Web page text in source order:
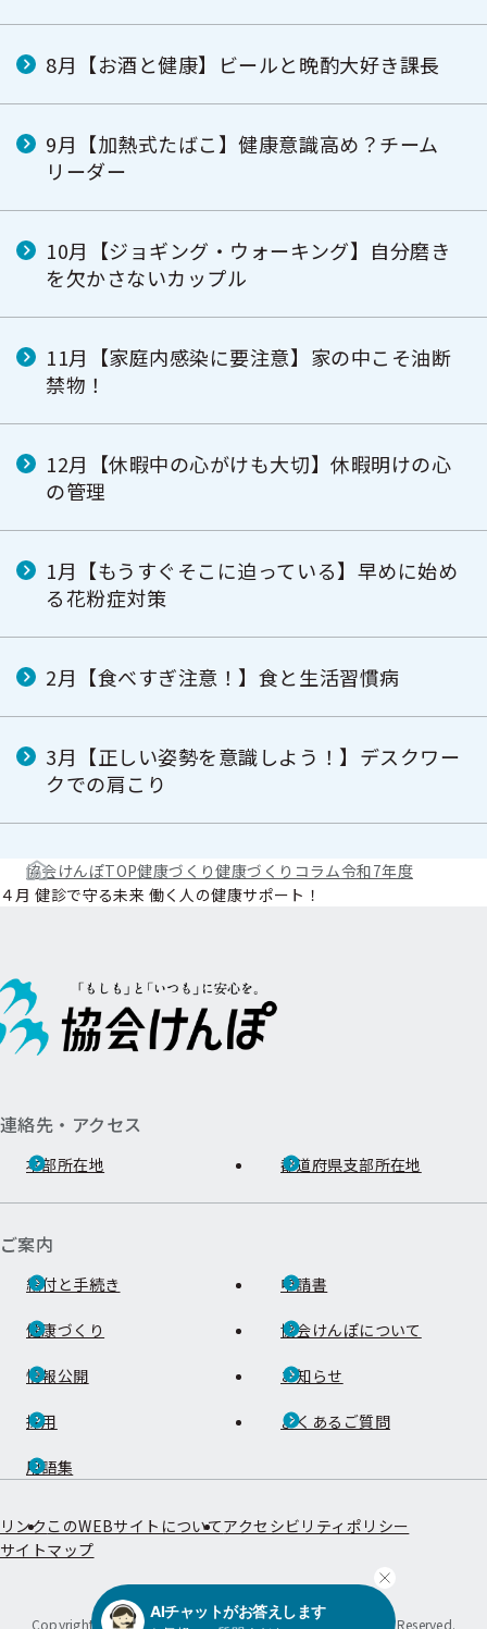
8月【お酒と健康】ビールと晩酌大好き課長
9月【加熱式たばこ】健康意識高め？チーム
リーダー
10月【ジョギング・ウォーキング】自分磨き
を欠かさないカップル
11月【家庭内感染に要注意】家の中こそ油断
禁物！
12月【休暇中の心がけも大切】休暇明けの心
の管理
1月【もうすぐそこに迫っている】早めに始め
る花粉症対策
2月【食べすぎ注意！】食と生活習慣病
3月【正しい姿勢を意識しよう！】デスクワー
クでの肩こり
協会けんぽTOP健康づくり健康づくりコラム令和7年度
４月 健診で守る未来 働く人の健康サポート！
連絡先・アクセス
本部所在地 都道府県支部所在地
ご案内
給付と手続き 申請書
健康づくり 協会けんぽについて
情報公開 お知らせ
採用 よくあるご質問
用語集
リンク このWEBサイトについてアクセシビリティポリシー
サイトマップ
全国健康保険協会
Copyright ©Japan Health Insurance Association. All Rights Reserved.
AIチャットがお答えします